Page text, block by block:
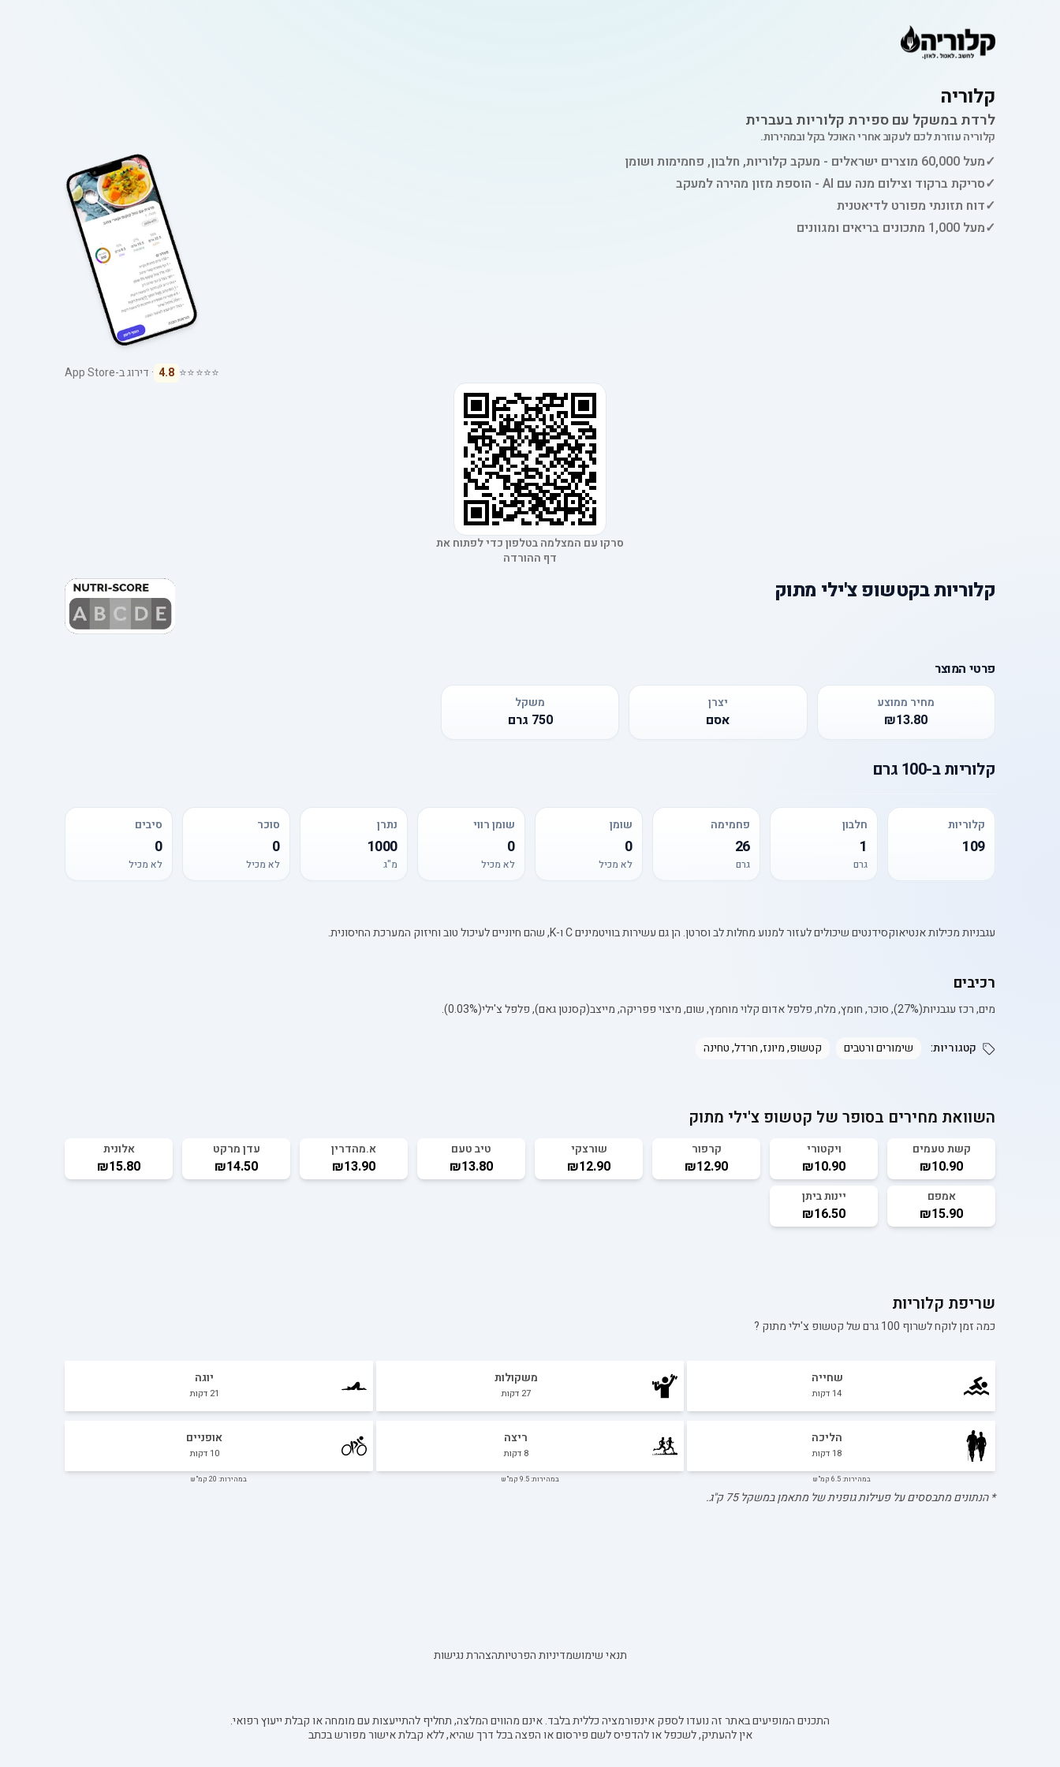
קלוריה
לרדת במשקל עם ספירת קלוריות בעברית
קלוריה עוזרת לכם לעקוב אחרי האוכל בקל ובמהירות.
✓מעל 60,000 מוצרים ישראלים - מעקב קלוריות, חלבון, פחמימות ושומן
✓סריקת ברקוד וצילום מנה עם AI - הוספת מזון מהירה למעקב
✓דוח תזונתי מפורט לדיאטנית
✓מעל 1,000 מתכונים בריאים ומגוונים
⭐⭐⭐⭐⭐
4.8 · דירוג ב-App Store
סרקו עם המצלמה בטלפון כדי לפתוח את
דף ההורדה
קלוריותבקטשופ צ'ילי מתוק
פרטי המוצר
מחיר ממוצע
₪13.80
יצרן
אסם
משקל
750 גרם
קלוריותב-100 גרם
קלוריות
109
חלבון
1
גרם
פחמימה
26
גרם
שומן
0
לא מכיל
שומן רווי
0
לא מכיל
נתרן
1000
מ"ג
סוכר
0
לא מכיל
סיבים
0
לא מכיל
עגבניות מכילות אנטיאוקסידנטים שיכולים לעזור למנוע מחלות לב וסרטן. הן גם עשירות בוויטמינים C ו-K, שהם חיוניים לעיכול טוב וחיזוק המערכת החיסונית.
רכיבים
מים, רכז עגבניות(27%), סוכר, חומץ, מלח, פלפל אדום קלוי מוחמץ, שום, מיצוי פפריקה, מייצב(קסנטן גאם), פלפל צ'ילי(0.03%).
קטגוריות: שימורים ורטבים קטשופ, מיונז, חרדל, טחינה
השוואת מחירים בסופר של קטשופ צ'ילי מתוק
קשת טעמים
₪10.90
ויקטורי
₪10.90
קרפור
₪12.90
שורצקי
₪12.90
טיב טעם
₪13.80
א.מהדרין
₪13.90
עדן מרקט
₪14.50
אלונית
₪15.80
אמפם
₪15.90
יינות ביתן
₪16.50
שריפת קלוריות
כמה זמן לוקח לשרוף 100 גרם של קטשופ צ'ילי מתוק ?
שחייה
14 דקות
משקולות
27 דקות
יוגה
21 דקות
הליכה
18 דקות
במהירות: 6.5 קמ"ש
ריצה
8 דקות
במהירות: 9.5 קמ"ש
אופניים
10 דקות
במהירות: 20 קמ"ש
* הנתונים מתבססים על פעילות גופנית של מתאמן במשקל75ק"ג.
תנאי שימושמדיניות הפרטיותהצהרת נגישות
התכנים המופיעים באתר זה נועדו לספק אינפורמציה כללית בלבד. אינם מהווים המלצה, תחליף להתייעצות עם מומחה או קבלת ייעוץ רפואי.
אין להעתיק, לשכפל או להדפיס לשם פירסום או הפצה בכל דרך שהיא, ללא קבלת אישור מפורש בכתב